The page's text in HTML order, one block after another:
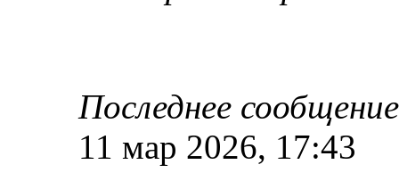
Последнее сообщение
11 мар 2026, 17:43